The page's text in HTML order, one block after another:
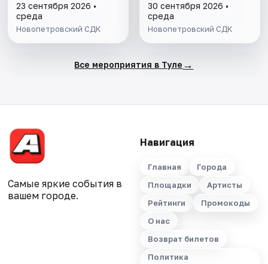
23 сентября 2026 •
среда
Новопетровский СДК
30 сентября 2026 •
среда
Новопетровский СДК
Все мероприятия в Туле →
Самые яркие события в
вашем городе.
Навигация
Главная
Города
Площадки
Артисты
Рейтинги
Промокоды
О нас
Возврат билетов
Политика